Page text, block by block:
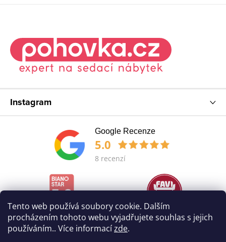
Tento web používá soubory cookie. Dalším
procházením tohoto webu vyjadřujete souhlas s jejich
používáním.. Více informacízde.
Instagram
Google Recenze
5.0
8 recenzí